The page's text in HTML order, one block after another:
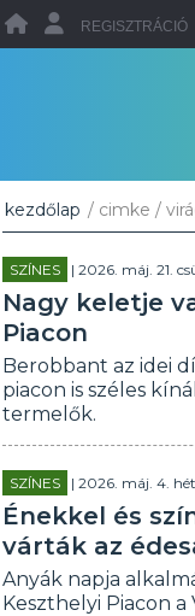
REGISZTRÁCIÓ
kezdőlap / cimke /
SZÍNES | 2026. máj. 21.
Nagy keletje
Piacon
Berobbant az idei
piacon is széles
termelők.
SZÍNES | 2026. máj. 4.
Énekkel és
várták az
Anyák napja
Keszthelyi Piacon a